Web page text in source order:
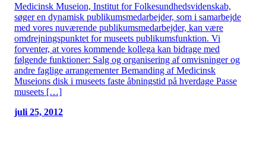
Medicinsk Museion, Institut for Folkesundhedsvidenskab,
søger en dynamisk publikumsmedarbejder, som i samarbejde
med vores nuværende publikumsmedarbejder, kan være
omdrejningspunktet for museets publikumsfunktion. Vi
forventer, at vores kommende kollega kan bidrage med
følgende funktioner: Salg og organisering af omvisninger og
andre faglige arrangementer Bemanding af Medicinsk
Museions disk i museets faste åbningstid på hverdage Passe
museets […]
juli 25, 2012